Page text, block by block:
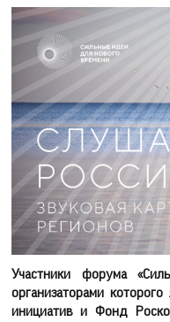
Участники форума
организаторами которого
инициатив и Фонд